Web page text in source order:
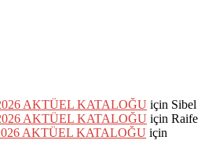
AKTÜEL KATALOĞU için Sibel
AKTÜEL KATALOĞU için Raife
AKTÜEL KATALOĞU için